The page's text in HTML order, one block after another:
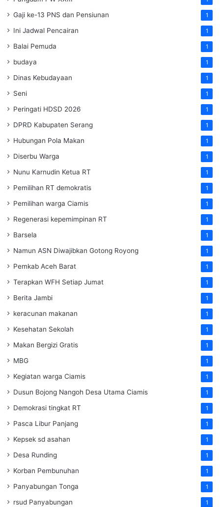
Gaji ke-13 PNS dan Pensiunan 1
Ini Jadwal Pencairan 1
Balai Pemuda 1
budaya 1
Dinas Kebudayaan 1
Seni 1
Peringati HDSD 2026 1
DPRD Kabupaten Serang 1
Hubungan Pola Makan 1
Diserbu Warga 1
Nunu Karnudin Ketua RT 1
Pemilihan RT demokratis 1
Pemilihan warga Ciamis 1
Regenerasi kepemimpinan RT 1
Barsela 1
Namun ASN Diwajibkan Gotong Royong 1
Pemkab Aceh Barat 1
Terapkan WFH Setiap Jumat 1
Berita Jambi 1
keracunan makanan 1
Kesehatan Sekolah 1
Makan Bergizi Gratis 1
MBG 1
Kegiatan warga Ciamis 1
Dusun Bojong Nangoh Desa Utama Ciamis 1
Demokrasi tingkat RT 1
Pasca Libur Panjang 1
Kepsek sd asahan 1
Desa Runding 1
Korban Pembunuhan 1
Panyabungan Tonga 1
rsud Panyabungan 1